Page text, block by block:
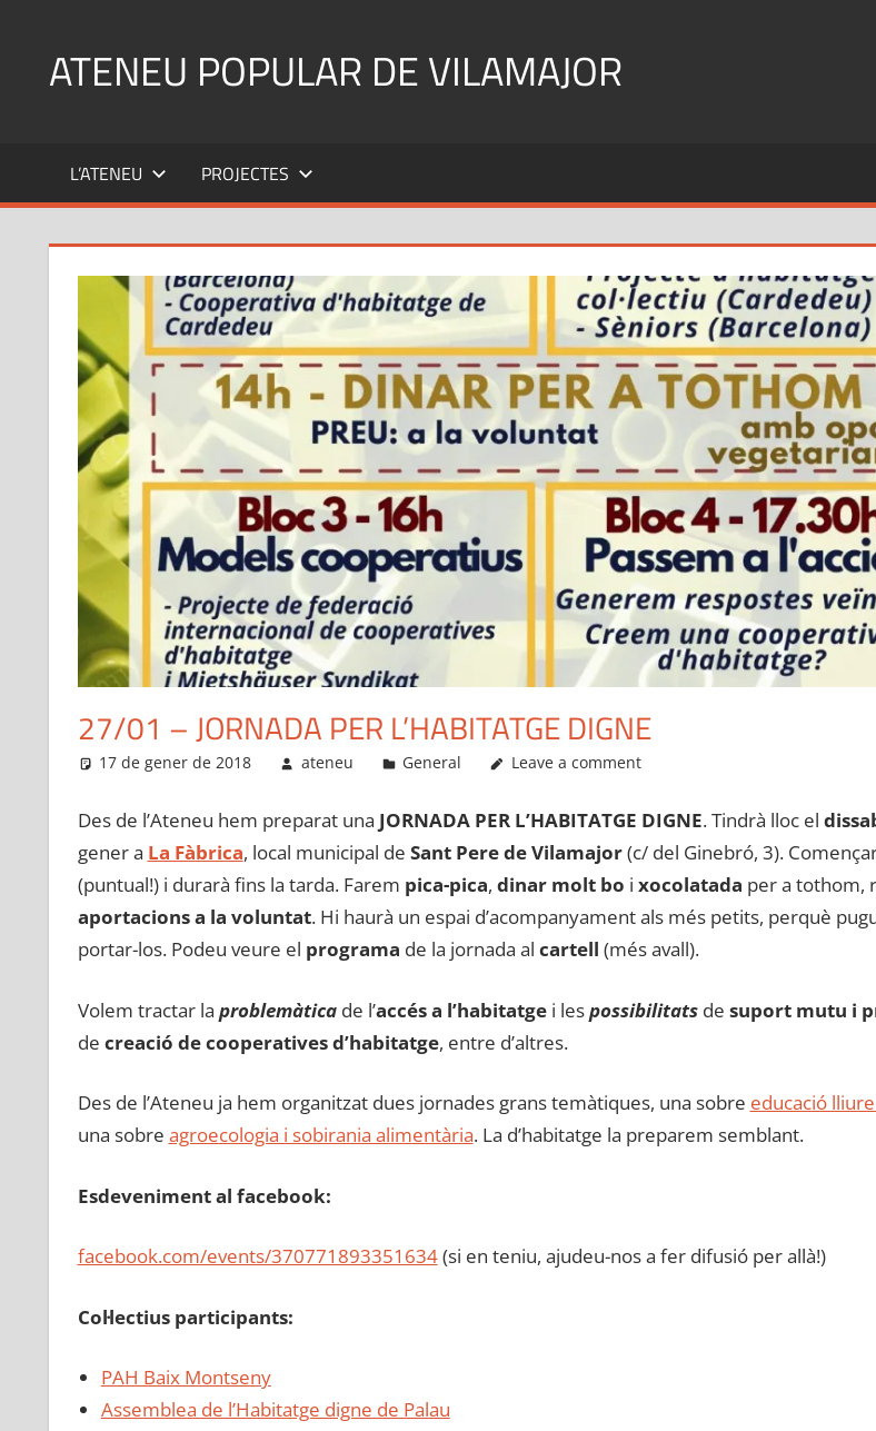
contentATENEU POPULAR DE VILAMAJOR
L’ATENEU PROJECTES
27/01 – JORNADA PER L’HABITATGE DIGNE
17 de gener de 2018 ateneu General Leave a comment
Des de l’Ateneu hem preparat una JORNADA PER L’HABITATGE DIGNE. Tindrà lloc el
gener a La Fàbrica, local municipal de Sant Pere de Vilamajor(c/ del Ginebró, 3).
(puntual!) i durarà fins la tarda. Farem pica-pica, dinar molt bo i xocolatada per a tothom,
aportacions a la voluntat. Hi haurà un espai d’acompanyament als més petits, perquè
portar-los. Podeu veure el programa de la jornada al cartell (més avall).
Volem tractar la problemàtica de l’accés a l’habitatgei lespossibilitats de suport mutu i
de creació de cooperatives d’habitatge, entre d’altres.
Des de l’Ateneu ja hem organitzat dues jornades grans temàtiques, una sobre educació
una sobre agroecologia i sobirania alimentària. La d’habitatge la preparem semblant.
Esdeveniment al facebook:
facebook.com/events/370771893351634(si en teniu, ajudeu-nos a fer difusió per allà!)
Col·lectius participants:
PAH Baix Montseny
Assemblea de l’Habitatge digne de Palau